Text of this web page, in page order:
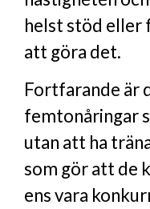
helst stöd eller
att göra det.
Fortfarande är
femtonåringar
utan att ha
som gör att de
ens vara